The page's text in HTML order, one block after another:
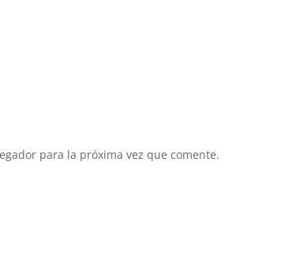
para la próxima vez que comente.